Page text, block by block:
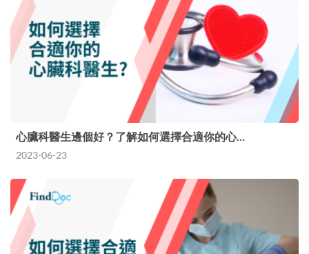
心臟科醫生邊個好？了解如何選擇合適你的心…
2023-06-23